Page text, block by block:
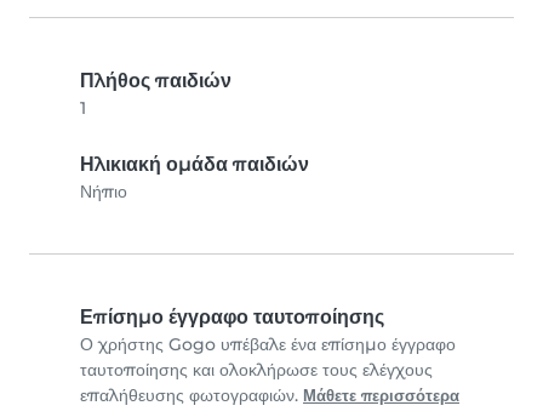
Πλήθος παιδιών
1
Ηλικιακή ομάδα παιδιών
Νήπιο
Επίσημο έγγραφο ταυτοποίησης
Ο χρήστης Gogo υπέβαλε ένα επίσημο έγγραφο
ταυτοποίησης και ολοκλήρωσε τους ελέγχους
επαλήθευσης φωτογραφιών. Μάθετε περισσότερα